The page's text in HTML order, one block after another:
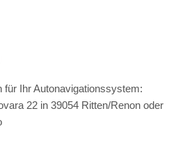
allemal! Und genau so eine haben
am See, aus heimischem Lärchen-
für Ihr Autonavigationssystem:
22 in 39054 Ritten/Renon oder